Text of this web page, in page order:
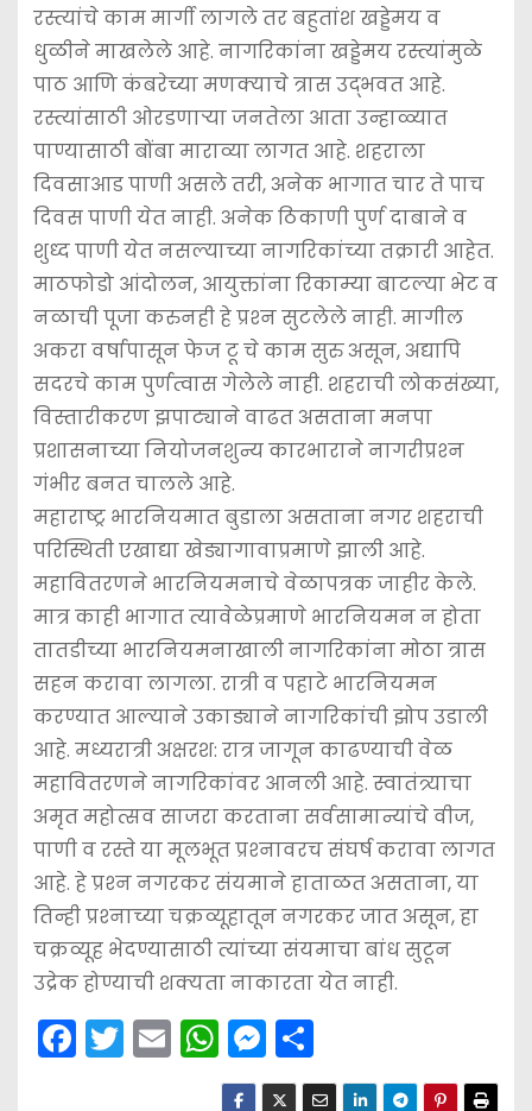
रस्त्यांचे काम मार्गी लागले तर बहुतांश खड्डेमय व
धुळीने माखलेले आहे. नागरिकांना खड्डेमय रस्त्यांमुळे
पाठ आणि कंबरेच्या मणक्याचे त्रास उद्भवत आहे.
रस्त्यांसाठी ओरडणार्‍या जनतेला आता उन्हाळ्यात
पाण्यासाठी बोंबा माराव्या लागत आहे. शहराला
दिवसाआड पाणी असले तरी, अनेक भागात चार ते पाच
दिवस पाणी येत नाही. अनेक ठिकाणी पुर्ण दाबाने व
शुध्द पाणी येत नसल्याच्या नागरिकांच्या तक्रारी आहेत.
माठफोडो आंदोलन, आयुक्तांना रिकाम्या बाटल्या भेट व
नळाची पूजा करुनही हे प्रश्‍न सुटलेले नाही. मागील
अकरा वर्षापासून फेज टू चे काम सुरु असून, अद्यापि
सदरचे काम पुर्णत्वास गेलेले नाही. शहराची लोकसंख्या,
विस्तारीकरण झपाट्याने वाढत असताना मनपा
प्रशासनाच्या नियोजनशुन्य कारभाराने नागरीप्रश्‍न
गंभीर बनत चालले आहे.
महाराष्ट्र भारनियमात बुडाला असताना नगर शहराची
परिस्थिती एखाद्या खेड्यागावाप्रमाणे झाली आहे.
महावितरणने भारनियमनाचे वेळापत्रक जाहीर केले.
मात्र काही भागात त्यावेळेप्रमाणे भारनियमन न होता
तातडीच्या भारनियमनाखाली नागरिकांना मोठा त्रास
सहन करावा लागला. रात्री व पहाटे भारनियमन
करण्यात आल्याने उकाड्याने नागरिकांची झोप उडाली
आहे. मध्यरात्री अक्षरश: रात्र जागून काढण्याची वेळ
महावितरणने नागरिकांवर आनली आहे. स्वातंत्र्याचा
अमृत महोत्सव साजरा करताना सर्वसामान्यांचे वीज,
पाणी व रस्ते या मूलभूत प्रश्‍नावरच संघर्ष करावा लागत
आहे. हे प्रश्‍न नगरकर संयमाने हाताळत असताना, या
तिन्ही प्रश्‍नाच्या चक्रव्यूहातून नगरकर जात असून, हा
चक्रव्यूह भेदण्यासाठी त्यांच्या संयमाचा बांध सुटून
उद्रेक होण्याची शक्यता नाकारता येत नाही.
F
a
T
w
E
m
W
h
M
e
S
h